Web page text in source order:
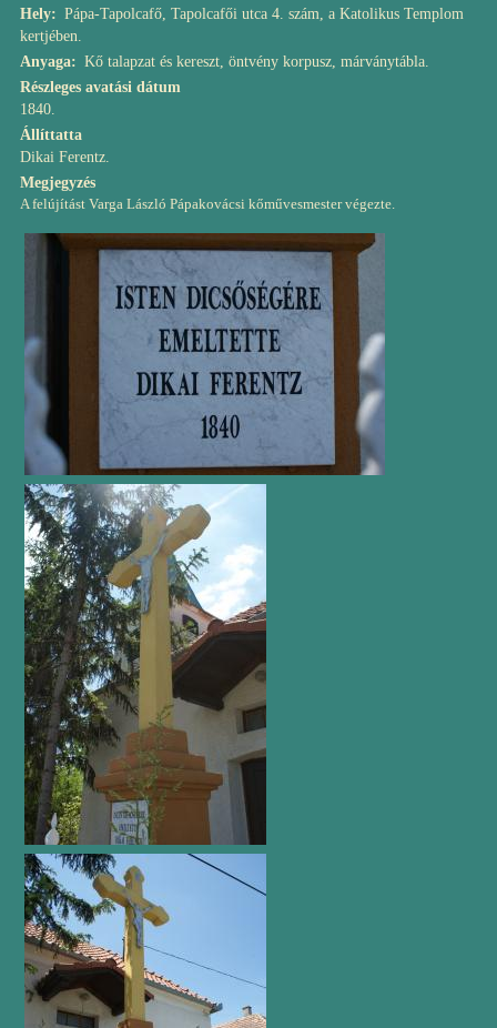
Hely
Pápa-Tapolcafő, Tapolcafői utca 4. szám, a Katolikus Templom
kertjében.
Anyaga
Kő talapzat és kereszt, öntvény korpusz, márványtábla.
Részleges avatási dátum
1840.
Állíttatta
Dikai Ferentz.
Megjegyzés
A felújítást Varga László Pápakovácsi kőművesmester végezte.